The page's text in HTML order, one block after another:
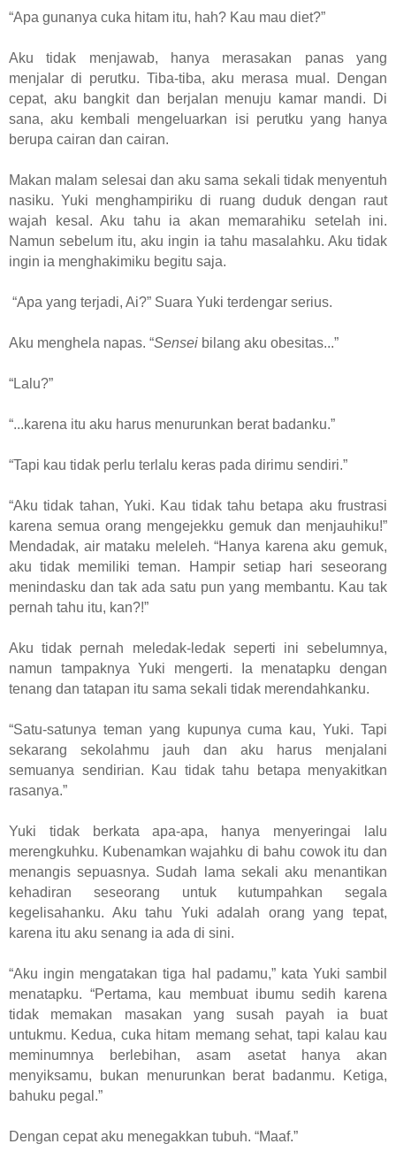
“Apa gunanya cuka hitam itu, hah? Kau mau diet?”
Aku tidak menjawab, hanya merasakan panas yang
menjalar di perutku. Tiba-tiba, aku merasa mual. Dengan
cepat, aku bangkit dan berjalan menuju kamar mandi. Di
sana, aku kembali mengeluarkan isi perutku yang hanya
berupa cairan dan cairan.
Makan malam selesai dan aku sama sekali tidak menyentuh
nasiku. Yuki menghampiriku di ruang duduk dengan raut
wajah kesal. Aku tahu ia akan memarahiku setelah ini.
Namun sebelum itu, aku ingin ia tahu masalahku. Aku tidak
ingin ia menghakimiku begitu saja.
“Apa yang terjadi, Ai?” Suara Yuki terdengar serius.
Aku menghela napas. “Sensei bilang aku obesitas...”
“Lalu?”
“...karena itu aku harus menurunkan berat badanku.”
“Tapi kau tidak perlu terlalu keras pada dirimu sendiri.”
“Aku tidak tahan, Yuki. Kau tidak tahu betapa aku frustrasi
karena semua orang mengejekku gemuk dan menjauhiku!”
Mendadak, air mataku meleleh. “Hanya karena aku gemuk,
aku tidak memiliki teman. Hampir setiap hari seseorang
menindasku dan tak ada satu pun yang membantu. Kau tak
pernah tahu itu, kan?!”
Aku tidak pernah meledak-ledak seperti ini sebelumnya,
namun tampaknya Yuki mengerti. Ia menatapku dengan
tenang dan tatapan itu sama sekali tidak merendahkanku.
“Satu-satunya teman yang kupunya cuma kau, Yuki. Tapi
sekarang sekolahmu jauh dan aku harus menjalani
semuanya sendirian. Kau tidak tahu betapa menyakitkan
rasanya.”
Yuki tidak berkata apa-apa, hanya menyeringai lalu
merengkuhku. Kubenamkan wajahku di bahu cowok itu dan
menangis sepuasnya. Sudah lama sekali aku menantikan
kehadiran seseorang untuk kutumpahkan segala
kegelisahanku. Aku tahu Yuki adalah orang yang tepat,
karena itu aku senang ia ada di sini.
“Aku ingin mengatakan tiga hal padamu,” kata Yuki sambil
menatapku. “Pertama, kau membuat ibumu sedih karena
tidak memakan masakan yang susah payah ia buat
untukmu. Kedua, cuka hitam memang sehat, tapi kalau kau
meminumnya berlebihan, asam asetat hanya akan
menyiksamu, bukan menurunkan berat badanmu. Ketiga,
bahuku pegal.”
Dengan cepat aku menegakkan tubuh. “Maaf.”